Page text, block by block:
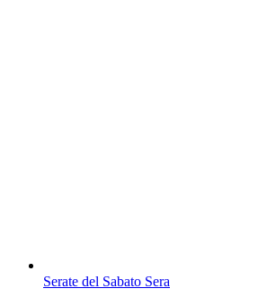
Serate del Sabato Sera